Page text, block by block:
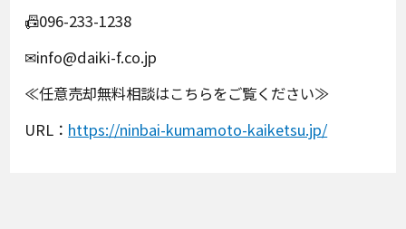
📠096-233-1238
✉info@daiki-f.co.jp
≪任意売却無料相談はこちらをご覧ください≫
URL： https://ninbai-kumamoto-kaiketsu.jp/